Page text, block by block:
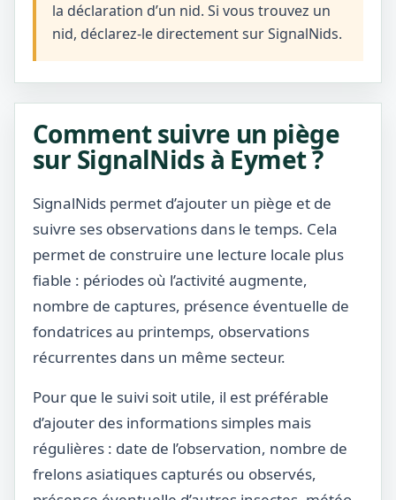
la déclaration d’un nid. Si vous trouvez un
nid, déclarez-le directement sur SignalNids.
Comment suivre un piège
sur SignalNids à Eymet ?
SignalNids permet d’ajouter un piège et de
suivre ses observations dans le temps. Cela
permet de construire une lecture locale plus
fiable : périodes où l’activité augmente,
nombre de captures, présence éventuelle de
fondatrices au printemps, observations
récurrentes dans un même secteur.
Pour que le suivi soit utile, il est préférable
d’ajouter des informations simples mais
régulières : date de l’observation, nombre de
frelons asiatiques capturés ou observés,